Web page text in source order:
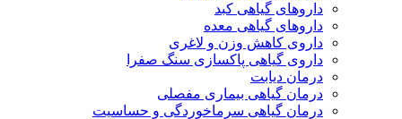
داروهای گیاهی کبد
داروهای گیاهی معده
داروی کاهش وزن و لاغری
داروی گیاهی پاکسازی سنگ صفرا
درمان دیابت
درمان گیاهی بیماری مفصلی
درمان گیاهی سرماخوردگی و حساسیت